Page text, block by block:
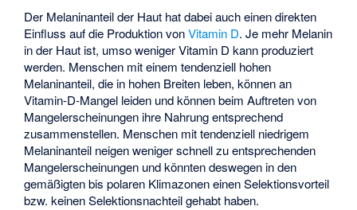
Der Melaninanteil der Haut hat dabei auch einen direkten
Einfluss auf die Produktion vonVitamin D. Je mehr Melanin
in der Haut ist, umso weniger Vitamin D kann produziert
werden. Menschen mit einem tendenziell hohen
Melaninanteil, die in hohen Breiten leben, können an
Vitamin-D-Mangel leiden und können beim Auftreten von
Mangelerscheinungen ihre Nahrung entsprechend
zusammenstellen. Menschen mit tendenziell niedrigem
Melaninanteil neigen weniger schnell zu entsprechenden
Mangelerscheinungen und könnten deswegen in den
gemäßigten bis polaren Klimazonen einen Selektionsvorteil
bzw. keinen Selektionsnachteil gehabt haben.